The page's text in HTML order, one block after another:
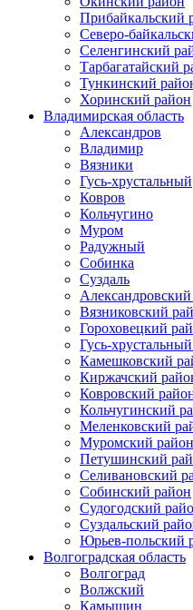
Прибайкальский
Северо-
Селенгинский
Тарбагатайский
Тункинский
Хоринский район
Владимирская область
Александров
Владимир
Вязники
Гусь-хрустальный
Ковров
Кольчугино
Муром
Радужный
Собинка
Суздаль
Вязниковский
Гороховецкий
Гусь-
Камешковский
Киржачский
Ковровский
Кольчугинский
Меленковский
Муромский район
Петушинский
Селивановский
Собинский район
Судогодский
Суздальский
Юрьев-польский
Волгоградская область
Волгоград
Волжский
Камышин